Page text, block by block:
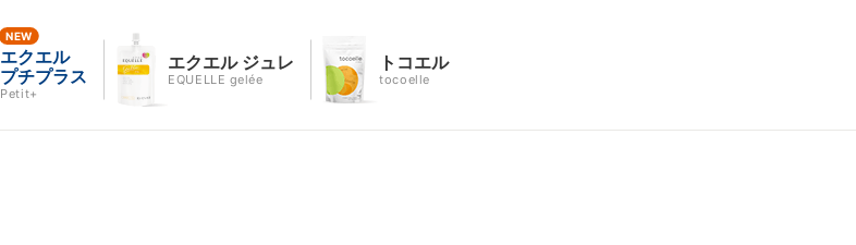
エクエル
プチプラス
Petit+
エクエル ジュレ
EQUELLE gelée
トコエル
tocoelle